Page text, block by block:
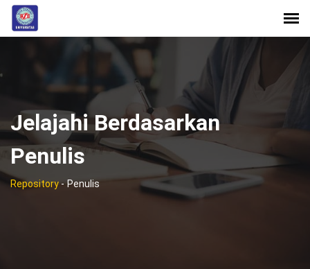
Jelajahi Berdasarkan
Penulis
Repository- Penulis